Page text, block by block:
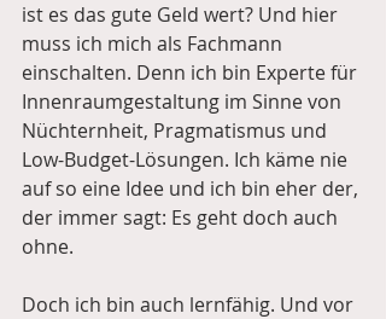
ist es das gute Geld wert? Und hier
muss ich mich als Fachmann
einschalten. Denn ich bin Experte für
Innenraumgestaltung im Sinne von
Nüchternheit, Pragmatismus und
Low-Budget-Lösungen. Ich käme nie
auf so eine Idee und ich bin eher der,
der immer sagt: Es geht doch auch
ohne.
Doch ich bin auch lernfähig. Und vor